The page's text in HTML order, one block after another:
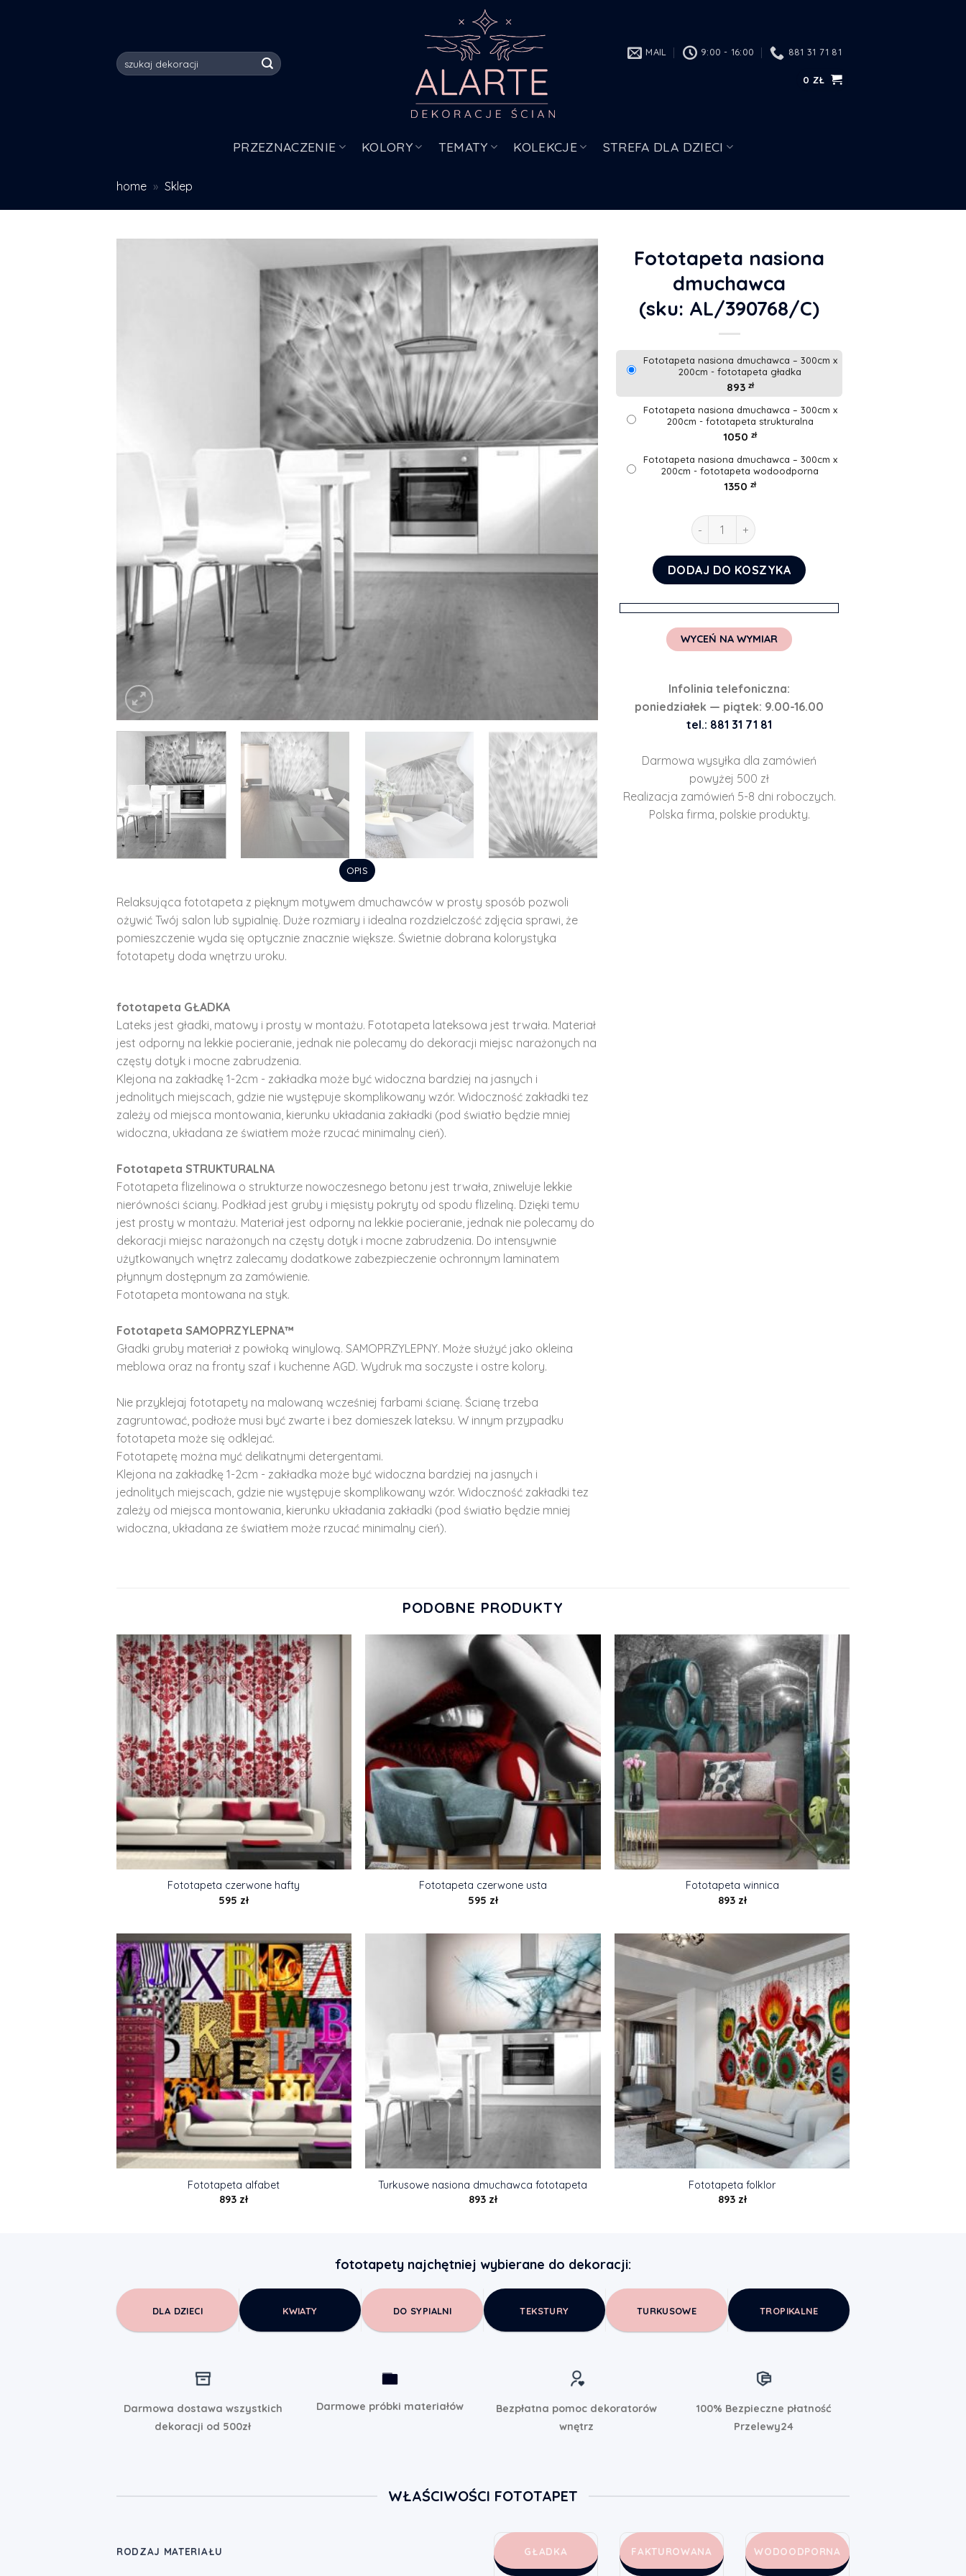
Szukaj:
MAIL 9:00 - 16:00 881 31 71 81
0 ZŁ
PRZEZNACZENIE KOLORY TEMATY KOLEKCJE STREFA DLA DZIECI
home » Sklep
OPIS
Relaksująca fototapeta z pięknym motywem dmuchawców w prosty sposób pozwoli
ożywić Twój salon lub sypialnię. Duże rozmiary i idealna rozdzielczość zdjęcia sprawi, że
pomieszczenie wyda się optycznie znacznie większe. Świetnie dobrana kolorystyka
fototapety doda wnętrzu uroku.
fototapeta GŁADKA
Lateks jest gładki, matowy i prosty w montażu. Fototapeta lateksowa jest trwała. Materiał
jest odporny na lekkie pocieranie, jednak nie polecamy do dekoracji miejsc narażonych na
częsty dotyk i mocne zabrudzenia.
Klejona na zakładkę 1-2cm - zakładka może być widoczna bardziej na jasnych i
jednolitych miejscach, gdzie nie występuje skomplikowany wzór. Widoczność zakładki tez
zależy od miejsca montowania, kierunku układania zakładki (pod światło będzie mniej
widoczna, układana ze światłem może rzucać minimalny cień).
Fototapeta STRUKTURALNA
Fototapeta flizelinowa o strukturze nowoczesnego betonu jest trwała, zniweluje lekkie
nierówności ściany. Podkład jest gruby i mięsisty pokryty od spodu flizeliną. Dzięki temu
jest prosty w montażu. Materiał jest odporny na lekkie pocieranie, jednak nie polecamy do
dekoracji miejsc narażonych na częsty dotyk i mocne zabrudzenia. Do intensywnie
użytkowanych wnętrz zalecamy dodatkowe zabezpieczenie ochronnym laminatem
płynnym dostępnym za zamówienie.
Fototapeta montowana na styk.
Fototapeta SAMOPRZYLEPNA™
Gładki gruby materiał z powłoką winylową. SAMOPRZYLEPNY. Może służyć jako okleina
meblowa oraz na fronty szaf i kuchenne AGD. Wydruk ma soczyste i ostre kolory.
Nie przyklejaj fototapety na malowaną wcześniej farbami ścianę. Ścianę trzeba
zagruntować, podłoże musi być zwarte i bez domieszek lateksu. W innym przypadku
fototapeta może się odklejać.
Fototapetę można myć delikatnymi detergentami.
Klejona na zakładkę 1-2cm - zakładka może być widoczna bardziej na jasnych i
jednolitych miejscach, gdzie nie występuje skomplikowany wzór. Widoczność zakładki tez
zależy od miejsca montowania, kierunku układania zakładki (pod światło będzie mniej
widoczna, układana ze światłem może rzucać minimalny cień).
Fototapeta nasiona
dmuchawca
(sku: AL/390768/C)
Fototapeta nasiona dmuchawca – 300cm x
200cm - fototapeta gładka
893 zł
Fototapeta nasiona dmuchawca – 300cm x
200cm - fototapeta strukturalna
1050 zł
Fototapeta nasiona dmuchawca – 300cm x
200cm - fototapeta wodoodporna
1350 zł
ilość Fototapeta nasiona dmuchawca
DODAJ DO KOSZYKA
WYCEŃ NA WYMIAR
Infolinia telefoniczna:
poniedziałek — piątek: 9.00-16.00
tel.: 881 31 71 81
Darmowa wysyłka dla zamówień
powyżej 500 zł
Realizacja zamówień 5-8 dni roboczych.
Polska firma, polskie produkty.
PODOBNE PRODUKTY
Fototapeta czerwone hafty
595 zł
Fototapeta czerwone usta
595 zł
Fototapeta winnica
893 zł
Fototapeta alfabet
893 zł
Turkusowe nasiona dmuchawca fototapeta
893 zł
Fototapeta folklor
893 zł
fototapety najchętniej wybierane do dekoracji:
DLA DZIECI KWIATY DO SYPIALNI TEKSTURY TURKUSOWE TROPIKALNE
Darmowa dostawa wszystkich
dekoracji od 500zł
Darmowe próbki materiałów
Bezpłatna pomoc dekoratorów
wnętrz
100% Bezpieczne płatność
Przelewy24
WŁAŚCIWOŚCI FOTOTAPET
RODZAJ MATERIAŁU GŁADKA FAKTUROWANA WODOODPORNA